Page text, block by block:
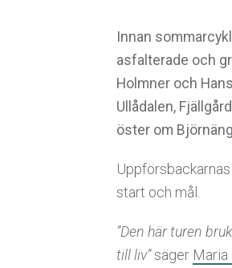
Innan
asfalterade och
Holmner och
Ullådalen,
öster om
start och mål.
”Den här turen
till liv”säger